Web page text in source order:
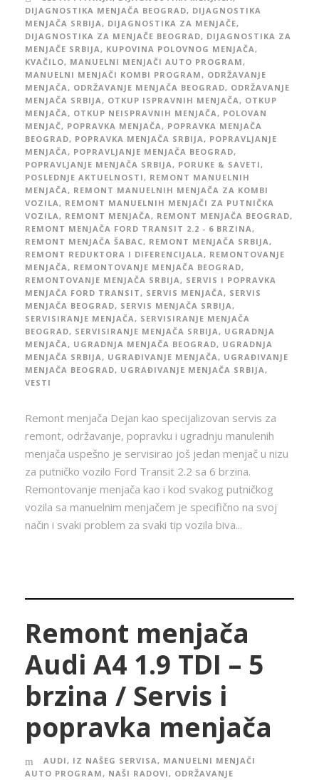
DIJAGNOSTIKA MENJAČA BEOGRAD, DIJAGNOSTIKA
MENJAČA SRBIJA, DIJAGNOSTIKA ZA MENJAČE,
DIJAGNOSTIKA ZA MENJAČE BEOGRAD, DIJAGNOSTIKA ZA
MENJAČE SRBIJA, KUPOVINA POLOVNOG MENJAČA,
KVAČILO, MANUELNI MENJAČI AUTO PROGRAM,
MANUELNI MENJAČI KOMBI PROGRAM, ODRŽAVANJE
MENJAČA, ODRŽAVANJE MENJAČA BEOGRAD, ODRŽAVANJE
MENJAČA SRBIJA, OTKUP ISPRAVNIH MENJAČA, OTKUP
MENJAČA, OTKUP NEISPRAVNIH MENJAČA, POLOVAN
MENJAČ, POPRAVKA MENJAČA, POPRAVKA MENJAČA
BEOGRAD, POPRAVKA MENJAČA SRBIJA, POPRAVLJANJE
MENJAČA, POPRAVLJANJE MENJAČA BEOGRAD,
POPRAVLJANJE MENJAČA SRBIJA, PORUKE & SAVETI,
POSLEDNJE AKTUELNOSTI, REMONT MANUELNIH
MENJAČA, REMONT MANUELNIH MENJAČA ZA KOMBI
VOZILA, REMONT MANUELNIH MENJAČI ZA PUTNIČKA
VOZILA, REMONT MENJAČA, REMONT MENJAČA BEOGRAD,
REMONT MENJAČA FORD TRANSIT 2.2 - 6 BRZINA,
REMONT MENJAČA ŠABAC, REMONT MENJAČA SRBIJA,
REMONT REDUKTORA I DIFERENCIJALA, REMONTOVANJE
MENJAČA, REMONTOVANJE MENJAČA BEOGRAD,
REMONTOVANJE MENJAČA SRBIJA, SERVIS I POPRAVKA
MENJAČA FORD TRANSIT, SERVIS MENJAČA, SERVIS
MENJAČA BEOGRAD, SERVIS MENJAČA SRBIJA,
SERVISIRANJE MENJAČA, SERVISIRANJE MENJAČA
BEOGRAD, SERVISIRANJE MENJAČA SRBIJA, UGRADNJA
MENJAČA, UGRADNJA MENJAČA BEOGRAD, UGRADNJA
MENJAČA SRBIJA, UGRAĐIVANJE MENJAČA, UGRAĐIVANJE
MENJAČA BEOGRAD, UGRAĐIVANJE MENJAČA SRBIJA,
VESTI
Remont menjača Dejan kao specijalizovan servis za
remont, održavanje, popravku i ugradnju manulenih
menjača uspešno je servisirao još jedan menjač u nizu
za putničko vozilo Ford Transit 2.2 sa 6 brzina.
Remontovanje menjača kao i kod svakog putničkog
vozila sa manuelnim menjačem je specifično na svoj
način i svaki problem za svaki tip vozila biva...
Remont menjača
Audi A4 1.9 TDI – 5
brzina / Servis i
popravka menjača
AUDI, IZ NAŠEG SERVISA, MANUELNI MENJAČI
AUTO PROGRAM, NAŠI RADOVI, ODRŽAVANJE